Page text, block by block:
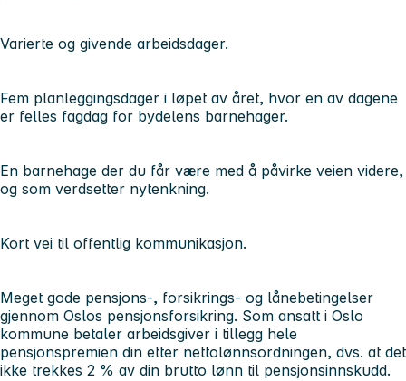
Varierte og givende arbeidsdager.
Fem planleggingsdager i løpet av året, hvor en av dagene
er felles fagdag for bydelens barnehager.
En barnehage der du får være med å påvirke veien videre,
og som verdsetter nytenkning.
Kort vei til offentlig kommunikasjon.
Meget gode pensjons-, forsikrings- og lånebetingelser
gjennom Oslos pensjonsforsikring. Som ansatt i Oslo
kommune betaler arbeidsgiver i tillegg hele
pensjonspremien din etter nettolønnsordningen, dvs. at det
ikke trekkes 2 % av din brutto lønn til pensjonsinnskudd.